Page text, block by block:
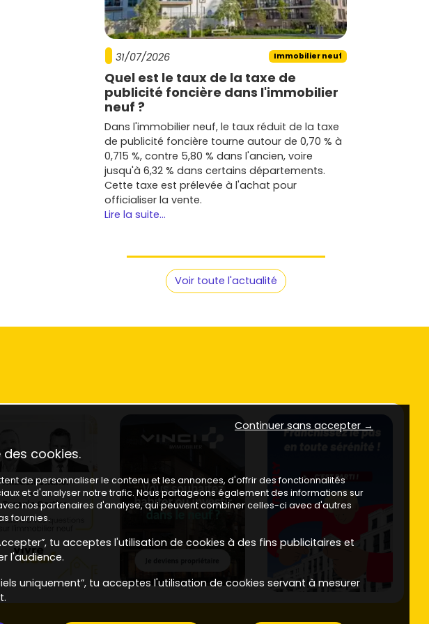
31/07/2026 Immobilier neuf
Quel est le taux de la taxe de
publicité foncière dans l'immobilier
neuf ?
Dans l'immobilier neuf, le taux réduit de la taxe
de publicité foncière tourne autour de 0,70 % à
0,715 %, contre 5,80 % dans l'ancien, voire
jusqu'à 6,32 % dans certains départements.
Cette taxe est prélevée à l'achat pour
officialiser la vente.
Lire la suite...
Voir toute l'actualité
Continuer sans accepter →
cookies.
de personnaliser le contenu et les annonces, d'offrir des fonctionnalités
et d'analyser notre trafic. Nous partageons également des informations sur
nos partenaires d'analyse, qui peuvent combiner celles-ci avec d'autres
fournies.
tu acceptes l'utilisation de cookies à des fins publicitaires et
l'audience.
uniquement”, tu acceptes l'utilisation de cookies servant à mesurer